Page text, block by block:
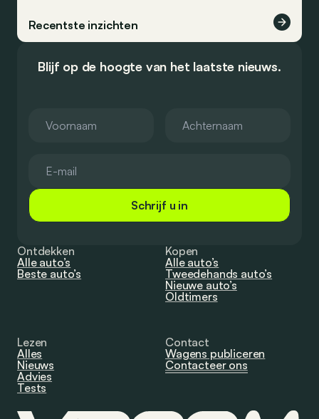
Recentste inzichten
Blijf op de hoogte van het laatste nieuws.
Schrijf u in
Ontdekken
Alle auto’s
Beste auto’s
Kopen
Alle auto’s
Tweedehands auto’s
Nieuwe auto’s
Oldtimers
Lezen
Alles
Nieuws
Advies
Tests
Contact
Wagens publiceren
Contacteer ons